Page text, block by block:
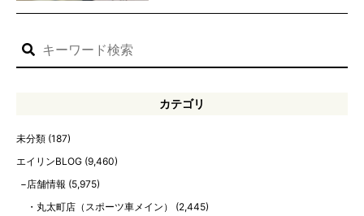
カテゴリ
未分類 (187)
エイリンBLOG (9,460)
店舗情報 (5,975)
丸太町店（スポーツ車メイン）
(2,445)